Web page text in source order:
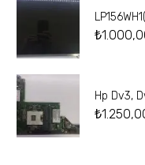
₺
Hp Dv3,
₺